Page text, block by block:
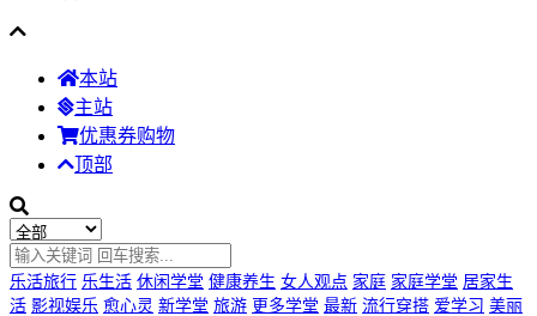
本站
主站
优惠券购物
顶部
乐活旅行 乐生活 休闲学堂 健康养生 女人观点 家庭 家庭学堂 居家生
活 影视娱乐 愈心灵 新学堂 旅游 更多学堂 最新 流行穿搭 爱学习 美丽